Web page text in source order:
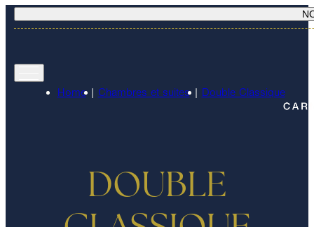
Home| Chambres et suites| Double Classique
DOUBLE